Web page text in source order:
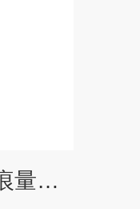
RXJ-N2 Sense在线痕量分析仪